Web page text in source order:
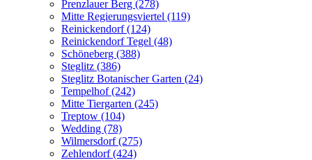
Prenzlauer Berg (278)
Mitte Regierungsviertel (119)
Reinickendorf (124)
Reinickendorf Tegel (48)
Schöneberg (388)
Steglitz (386)
Steglitz Botanischer Garten (24)
Tempelhof (242)
Mitte Tiergarten (245)
Treptow (104)
Wedding (78)
Wilmersdorf (275)
Zehlendorf (424)